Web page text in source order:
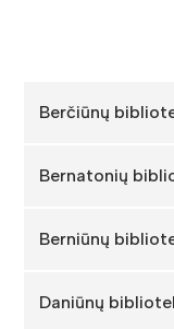
Berčiūnų
Bernatonių
Berniūnų
Daniūnų